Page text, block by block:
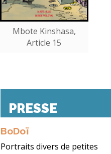
Mbote Kinshasa,
Article 15
PRESSE
BoDoï
Portraits divers de petites